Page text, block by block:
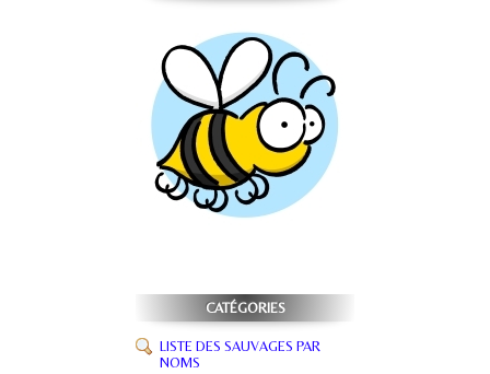
CATÉGORIES
LISTE DES SAUVAGES PAR
NOMS